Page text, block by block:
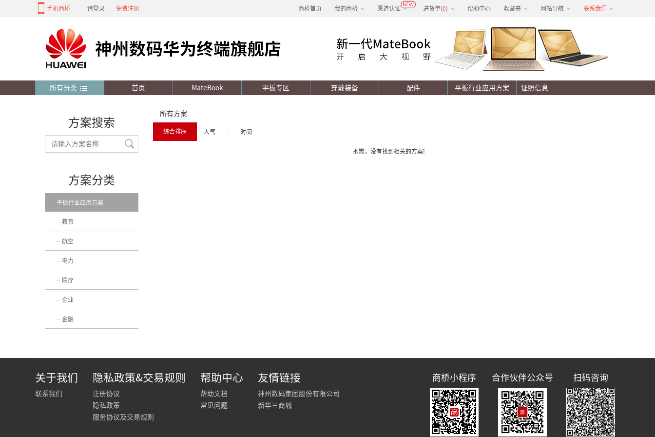
手机商桥 请登录 免费注册 商桥首页 我的商桥 渠道认证 进货单(0) 帮助中心 收藏夹 网站导航 联系我们
所有分类 首页 MateBook 平板专区 穿戴装备 配件 平板行业应用方案 证照信息
所有方案
综合排序 人气 时间
抱歉，没有找到相关的方案!
方案搜索
方案分类
平板行业应用方案
教育
航空
电力
医疗
企业
金融
关于我们
联系我们
隐私政策&交易规则
注册协议
隐私政策
服务协议及交易规则
帮助中心
帮助文档
常见问题
友情链接
神州数码集团股份有限公司
新华三商城
扫码咨询
合作伙伴公众号
商桥小程序